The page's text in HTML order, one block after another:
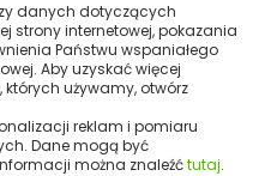
danych dotyczących
strony internetowej, pokazania
Państwu wspaniałego
Aby uzyskać więcej
używamy, otwórz
reklam i pomiaru
Dane mogą być
można znaleźćtutaj.
portable air conditioner, the
level entirely. A separate air
reduces noise, and cuts energy
HYPE not just more powerful,
same time.
and the two units are
from the moment they're